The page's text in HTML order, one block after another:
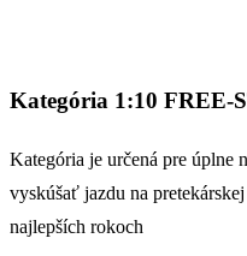
Kategória 1:10 FREE-
Kategória je určená pre úplne
vyskúšať jazdu na
najlepších rokoch